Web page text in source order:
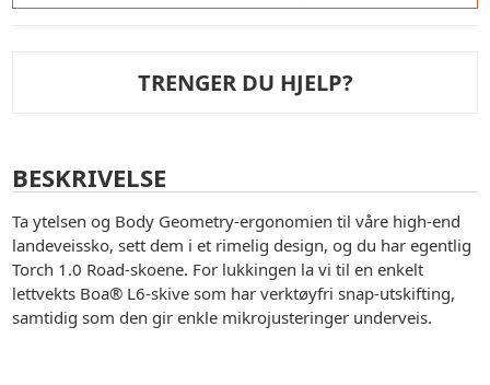
TRENGER DU HJELP?
BESKRIVELSE
Ta ytelsen og Body Geometry-ergonomien til våre high-end
landeveissko, sett dem i et rimelig design, og du har egentlig
Torch 1.0 Road-skoene. For lukkingen la vi til en enkelt
lettvekts Boa® L6-skive som har verktøyfri snap-utskifting,
samtidig som den gir enkle mikrojusteringer underveis.